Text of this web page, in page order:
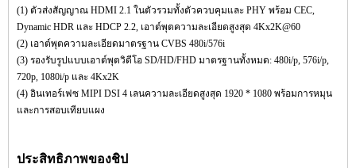
(1) ตัวส่งสัญญาณ HDMI 2.1 ในตัวรวมทั้งตัวควบคุมและ PHY พร้อม CEC,
Dynamic HDR และ HDCP 2.2, เอาต์พุตความละเอียดสูงสุด 4Kx2K@60
(2) เอาต์พุตความละเอียดมาตรฐาน CVBS 480i/576i
(3) รองรับรูปแบบเอาต์พุตวิดีโอ SD/HD/FHD มาตรฐานทั้งหมด: 480i/p, 576i/p,
720p, 1080i/p และ 4Kx2K
(4) อินเทอร์เฟซ MIPI DSI 4 เลนความละเอียดสูงสุด 1920 * 1080 พร้อมการหมุน
และการสอบเทียบแผง
ประสิทธิภาพของชิป